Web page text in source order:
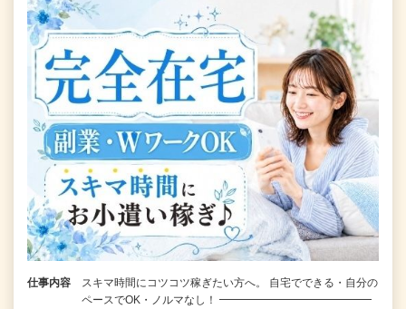
仕事内容
スキマ時間にコツコツ稼ぎたい方へ。 自宅でできる・自分の
ペースでOK・ノルマなし！ ━━━━━━━━━━━━━━